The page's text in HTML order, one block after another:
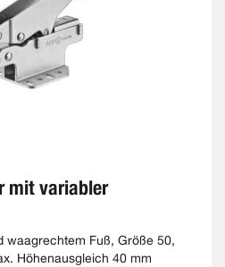
mit variabler
waagrechtem Fuß, Größe 50,
Höhenausgleich 40 mm